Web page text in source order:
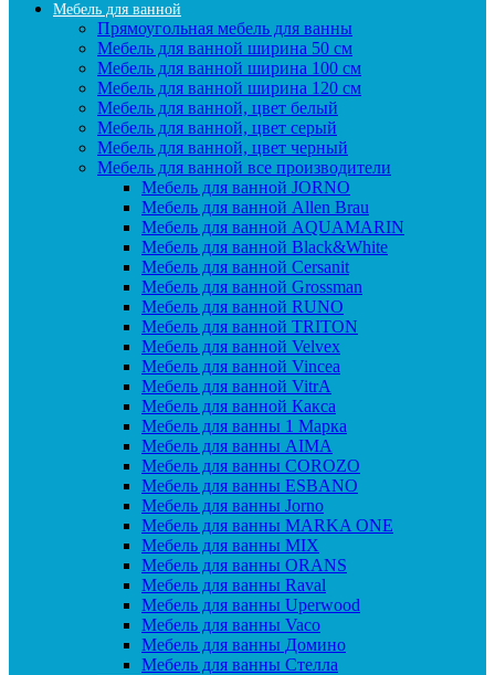
Мебель для ванной
Прямоугольная мебель для ванны
Мебель для ванной ширина 50 см
Мебель для ванной ширина 100 см
Мебель для ванной ширина 120 см
Мебель для ванной, цвет белый
Мебель для ванной, цвет серый
Мебель для ванной, цвет черный
Мебель для ванной все производители
Мебель для ванной JORNO
Мебель для ванной Allen Brau
Мебель для ванной AQUAMARIN
Мебель для ванной Black&White
Мебель для ванной Cersanit
Мебель для ванной Grossman
Мебель для ванной RUNO
Мебель для ванной TRITON
Мебель для ванной Velvex
Мебель для ванной Vincea
Мебель для ванной VitrA
Мебель для ванной Какса
Мебель для ванны 1 Марка
Мебель для ванны AIMA
Мебель для ванны COROZO
Мебель для ванны ESBANO
Мебель для ванны Jorno
Мебель для ванны MARKA ONE
Мебель для ванны MIX
Мебель для ванны ORANS
Мебель для ванны Raval
Мебель для ванны Uperwood
Мебель для ванны Vaco
Мебель для ванны Домино
Мебель для ванны Стелла